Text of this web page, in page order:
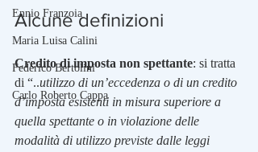
Ennio Franzoia
Maria Luisa Calini
Federico Bertolini
Carlo Roberto Cappa
Alcune definizioni
Credito di imposta non spettante: si tratta
di “..utilizzo di un’eccedenza o di un credito
d’imposta esistenti in misura superiore a
quella spettante o in violazione delle
modalità di utilizzo previste dalle leggi